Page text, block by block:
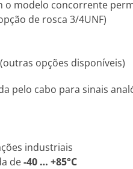
o modelo concorrente
de rosca 3/4UNF)
opções disponíveis)
pelo cabo para sinais
industriais
de-40 … +85°C